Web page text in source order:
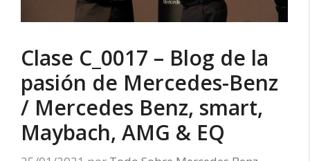
Clase C_0017 – Blog de la
pasión de Mercedes-Benz
/ Mercedes Benz, smart,
Maybach, AMG & EQ